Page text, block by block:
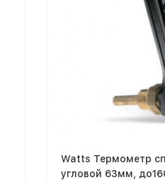
Watts Термометр
угловой 63мм,